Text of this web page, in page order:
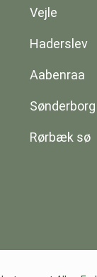
Vejle
Haderslev
Aabenraa
Sønderborg
Rørbæk sø